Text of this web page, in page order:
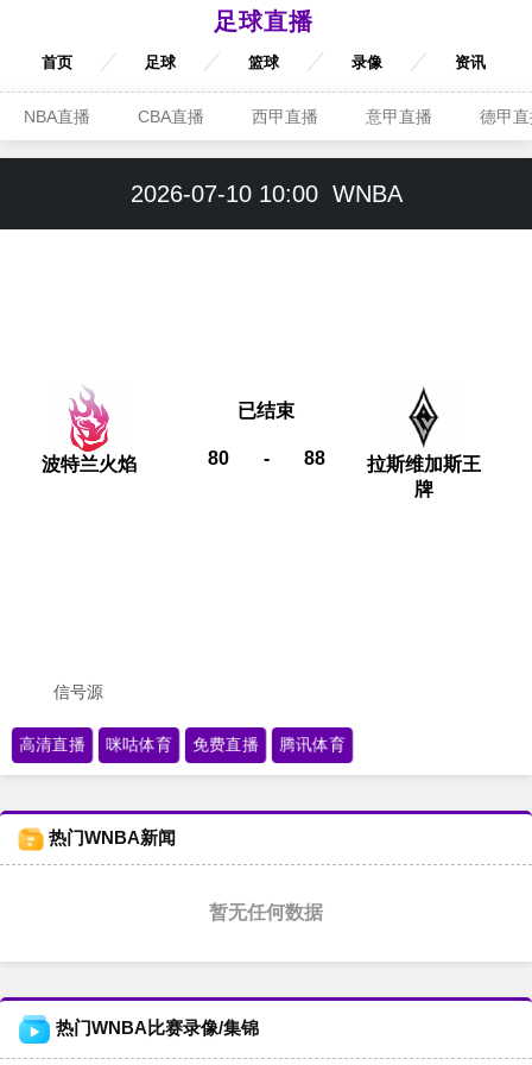
足球直播
首页 足球 篮球 录像 资讯
NBA直播 CBA直播 西甲直播 意甲直播 德甲
2026-07-10 10:00 WNBA
波特兰火焰 80 - 88
已结束
拉斯维加斯王
牌
信号源
高清直播 咪咕体育 免费直播 腾讯体育
热门WNBA新闻
暂无任何数据
热门WNBA比赛录像/集锦